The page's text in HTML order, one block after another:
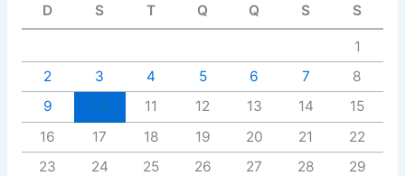
D S T Q Q S S
1
2
3 4 5 6 7
8
9
11 12 13 14
15
16
17 18 19 20 21
22
23
24 25 26 27 28
29